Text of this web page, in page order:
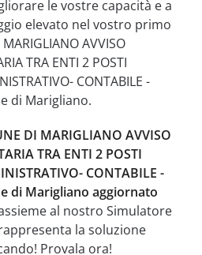
le vostre capacità e a
elevato nel vostro primo
AVVISO
TRA ENTI 2 POSTI
CONTABILE -
di Marigliano.
DI MARIGLIANO AVVISO
TRA ENTI 2 POSTI
CONTABILE -
di Marigliano aggiornato
al nostro Simulatore
la soluzione
Provala ora!